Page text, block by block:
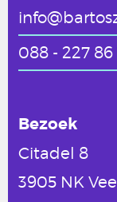
088 - 227 86
Bezoek
Citadel 8
3905 NK